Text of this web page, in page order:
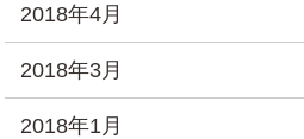
2018年4月
2018年3月
2018年1月